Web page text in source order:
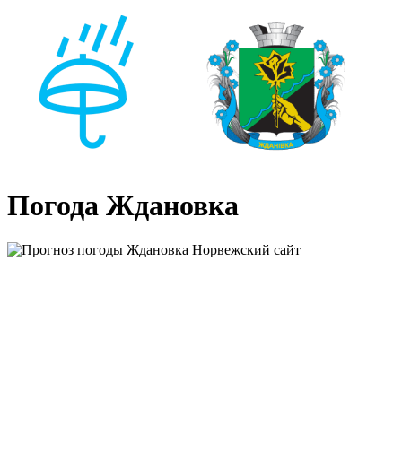
Погода Ждановка